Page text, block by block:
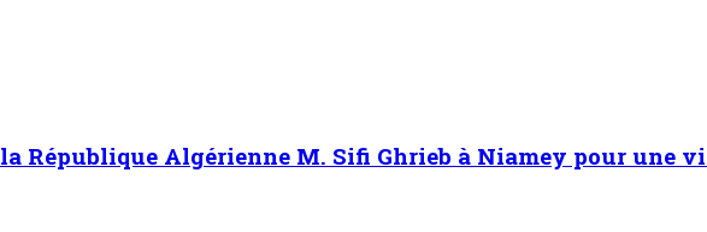
République Algérienne M. Sifi Ghrieb à Niamey pour une